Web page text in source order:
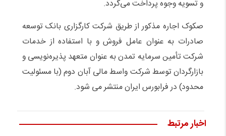
و تسویه وجوه پرداخت می‌گردد.
صکوک اجاره مذکور از طریق شرکت کارگزاری بانک توسعه
صادرات به عنوان عامل فروش و با استفاده از خدمات
شرکت تأمین سرمایه تمدن به عنوان متعهد پذیره‌نویسی و
بازارگردان توسط شرکت واسط مالی آبان دوم (با مسئولیت
محدود) در فرابورس ایران منتشر می شود.
اخبار مرتبط